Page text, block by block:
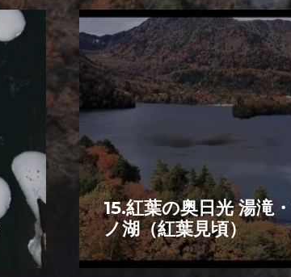
15.紅葉の奥日光 湯滝
ノ湖（紅葉見頃）